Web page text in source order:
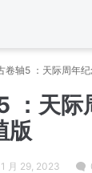
卷轴5 ：天际周年
：天
版
月 29, 2023